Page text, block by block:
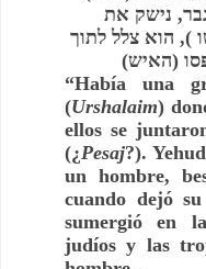
“Había una
(Urshalaim)
ellos se
(¿Pesaj?).
un hombre,
cuando dejó
sumergió en
judíos y las